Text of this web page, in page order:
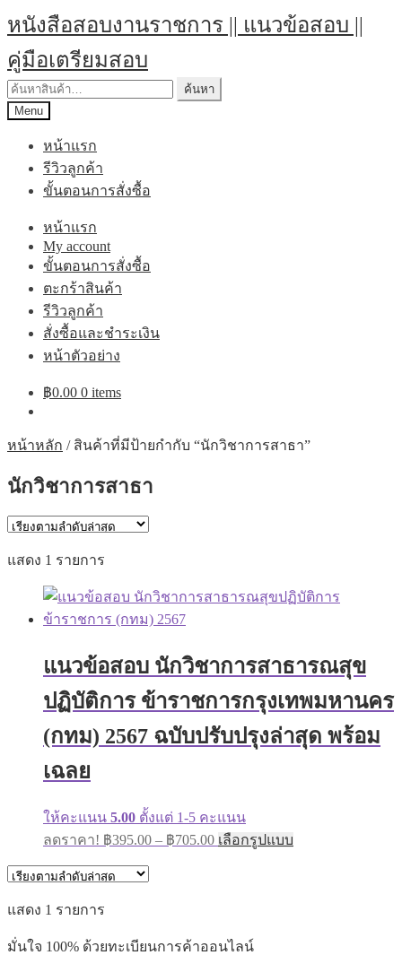
Skip
to
navigation
Skip
to
content
หนังสือสอบงานราชการ || แนวข้อสอบ ||
คู่มือเตรียมสอบ
ค้นหา:
ค้นหา
Menu
หน้าแรก
รีวิวลูกค้า
ขั้นตอนการสั่งซื้อ
หน้าแรก
My account
ขั้นตอนการสั่งซื้อ
ตะกร้าสินค้า
รีวิวลูกค้า
สั่งซื้อและชำระเงิน
หน้าตัวอย่าง
฿0.00 0 items
หน้าหลัก / สินค้าที่มีป้ายกำกับ “นักวิชาการสาธา”
นักวิชาการสาธา
แสดง 1 รายการ
แนวข้อสอบ นักวิชาการสาธารณสุข
ปฏิบัติการ ข้าราชการกรุงเทพมหานคร
(กทม) 2567 ฉบับปรับปรุงล่าสุด พร้อม
เฉลย
ให้คะแนน 5.00 ตั้งแต่ 1-5 คะแนน
ลดราคา! ฿395.00 – ฿705.00Price
range:
เลือกรูปแบบ
product
แสดง 1 รายการ
มั่นใจ 100% ด้วยทะเบียนการค้าออนไลน์